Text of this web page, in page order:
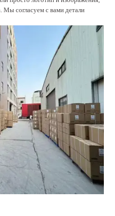
Мы согласуем с вами детали